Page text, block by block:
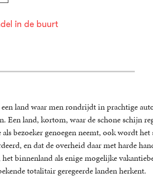
in de buurt
land waar men rondrijdt in prachtige
Een land, kortom, waar de schone schijn
bezoeker genoegen neemt, ook wordt
en dat de overheid daar met harde
binnenland als enige mogelijke
totalitair geregeerde landen herkent.